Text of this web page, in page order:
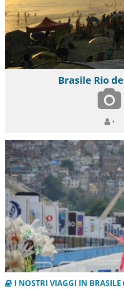
Brasile Rio
•
I NOSTRI VIAGGI IN BRASILE